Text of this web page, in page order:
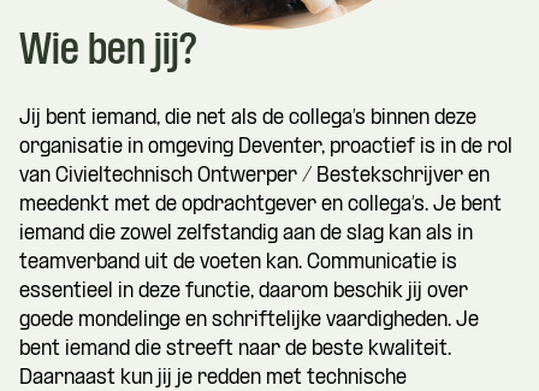
Wie ben jij?
Jij bent iemand, die net als de collega’s binnen deze
organisatie in omgeving Deventer, proactief is in de rol
van Civieltechnisch Ontwerper / Bestekschrijver en
meedenkt met de opdrachtgever en collega’s. Je bent
iemand die zowel zelfstandig aan de slag kan als in
teamverband uit de voeten kan. Communicatie is
essentieel in deze functie, daarom beschik jij over
goede mondelinge en schriftelijke vaardigheden. Je
bent iemand die streeft naar de beste kwaliteit.
Daarnaast kun jij je redden met technische